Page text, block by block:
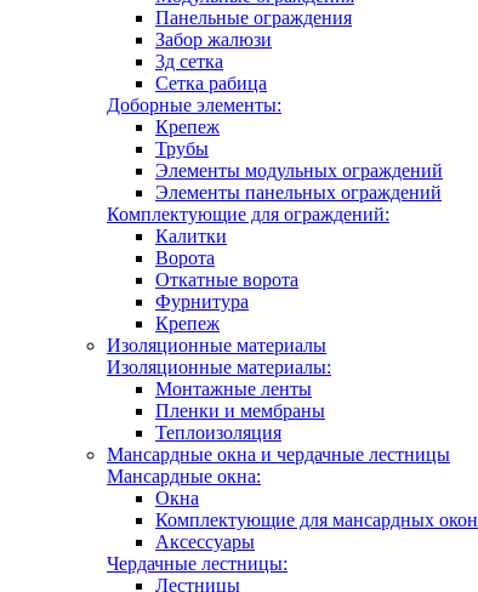
Панельные ограждения
Забор жалюзи
3д сетка
Сетка рабица
Доборные элементы:
Крепеж
Трубы
Элементы модульных ограждений
Элементы панельных ограждений
Комплектующие для ограждений:
Калитки
Ворота
Откатные ворота
Фурнитура
Крепеж
Изоляционные материалы
Изоляционные материалы:
Монтажные ленты
Пленки и мембраны
Теплоизоляция
Мансардные окна и чердачные лестницы
Мансардные окна:
Окна
Комплектующие для мансардных окон
Аксессуары
Чердачные лестницы:
Лестницы